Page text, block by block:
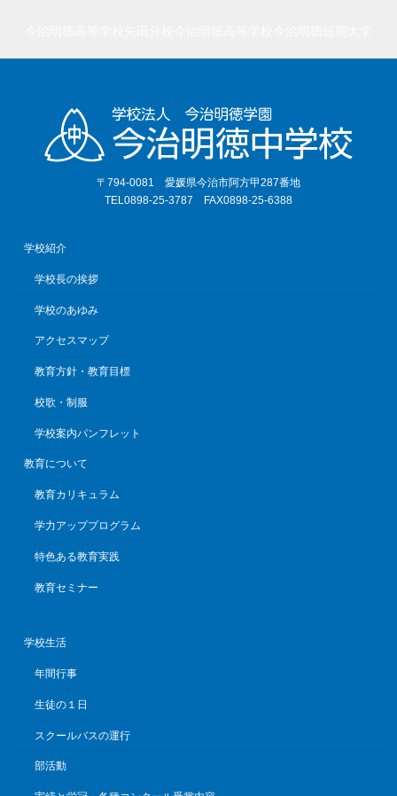
〒794-0081 愛媛県今治市阿方甲287番地
TEL0898-25-3787 FAX0898-25-6388
学校紹介
学校長の挨拶
学校のあゆみ
アクセスマップ
教育方針・教育目標
校歌・制服
学校案内パンフレット
教育について
教育カリキュラム
学力アッププログラム
特色ある教育実践
教育セミナー
学校生活
年間行事
生徒の１日
スクールバスの運行
部活動